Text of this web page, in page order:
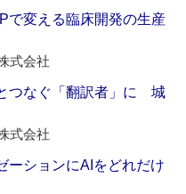
で変える臨床開発の生産
式会社
つなぐ「翻訳者」に 城
式会社
ーションにAIをどれだけ